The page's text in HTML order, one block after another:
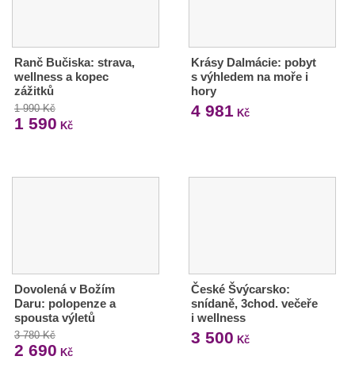
Ranč Bučiska: strava,
wellness a kopec
zážitků
1 990 Kč
1 590 Kč
Krásy Dalmácie: pobyt
s výhledem na moře i
hory
4 981 Kč
Dovolená v Božím
Daru: polopenze a
spousta výletů
3 780 Kč
2 690 Kč
České Švýcarsko:
snídaně, 3chod. večeře
i wellness
3 500 Kč